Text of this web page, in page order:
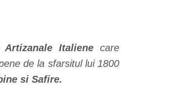
Italiene care
de la sfarsitul lui 1800
si Safire.